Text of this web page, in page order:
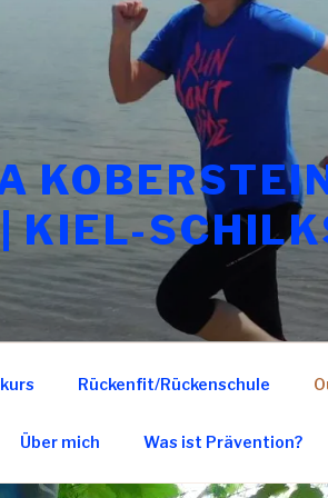
KIEL-
Rückenfit/Rückenschule
Über mich Was ist Prävention?